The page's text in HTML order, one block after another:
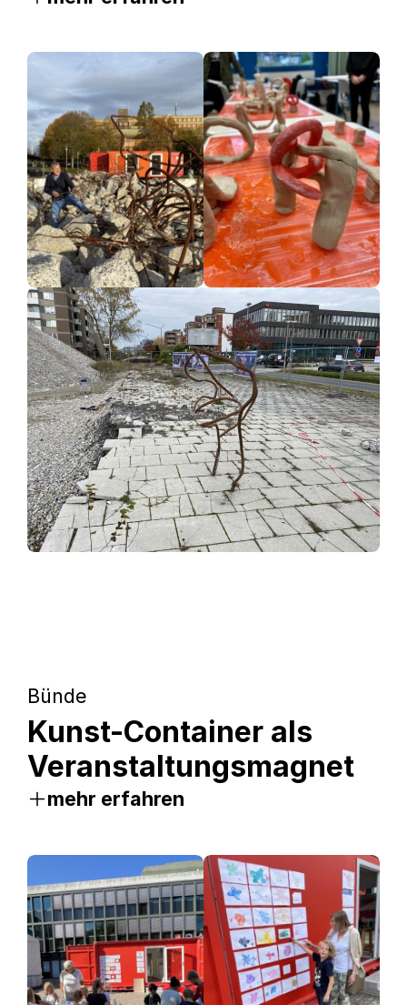
Bünde
Kunst-Container als
Veranstaltungsmagnet
mehr erfahren